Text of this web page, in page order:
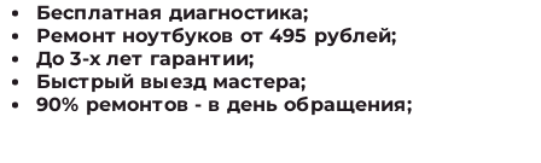
Бесплатная диагностика;
Ремонт ноутбуков от 495 рублей;
До 3-х лет гарантии;
Быстрый выезд мастера;
90% ремонтов - в день обращения;